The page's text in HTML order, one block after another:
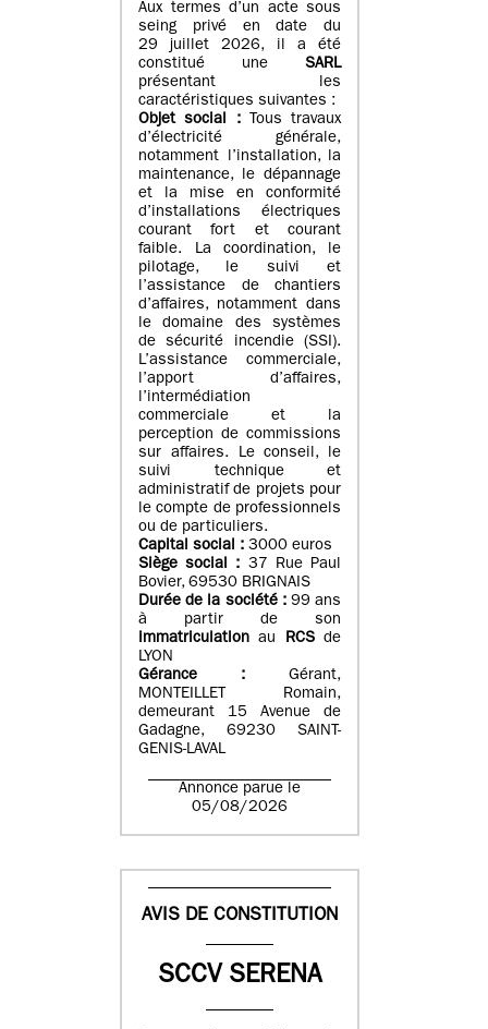
Aux termes d’un acte sous
seing privé en date du
29 juillet 2026, il a été
constitué une SARL
présentant les
caractéristiques suivantes :
Objet social :
Tous travaux
d’électricité générale,
notamment l’installation, la
maintenance, le dépannage
et la mise en conformité
d’installations électriques
courant fort et courant
faible. La coordination, le
pilotage, le suivi et
l’assistance de chantiers
d’affaires, notamment dans
le domaine des systèmes
de sécurité incendie (SSI).
L’assistance commerciale,
l’apport d’affaires,
l’intermédiation
commerciale et la
perception de commissions
sur affaires. Le conseil, le
suivi technique et
administratif de projets pour
le compte de professionnels
ou de particuliers.
Capital social : 3000 euros
Siège social : 37 Rue Paul
Bovier, 69530 BRIGNAIS
Durée de la société : 99 ans
à partir de son
immatriculation au RCSde
LYON
Gérance :
Gérant,
MONTEILLET Romain,
demeurant 15 Avenue de
Gadagne, 69230 SAINT-
GENIS-LAVAL
Annonce parue le
05/08/2026
AVIS DE CONSTITUTION
SCCV SERENA